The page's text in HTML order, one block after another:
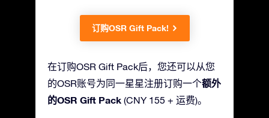
订购OSR Gift Pack!
在订购OSR Gift Pack后，您还可以从您
的OSR账号为同一星星注册订购一个额外
的OSR Gift Pack (CNY 155 + 运费)。